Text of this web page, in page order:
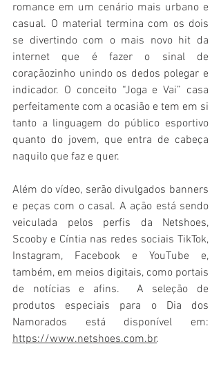
romance em um cenário mais urbano e
casual. O material termina com os dois
se divertindo com o mais novo hit da
internet que é fazer o sinal de
coraçãozinho unindo os dedos polegar e
indicador. O conceito “Joga e Vai” casa
perfeitamente com a ocasião e tem em si
tanto a linguagem do público esportivo
quanto do jovem, que entra de cabeça
naquilo que faz e quer.
Além do vídeo, serão divulgados banners
e peças com o casal. A ação está sendo
veiculada pelos perfis da Netshoes,
Scooby e Cíntia nas redes sociais TikTok,
Instagram, Facebook e YouTube e,
também, em meios digitais, como portais
de notícias e afins.  A seleção de
produtos especiais para o Dia dos
https://www.netshoes.com.br.